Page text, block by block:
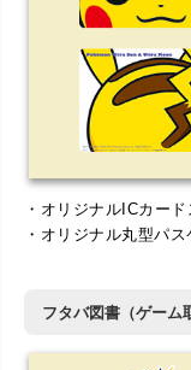
・オリジナルICカー
・オリジナル丸型パ
フタバ図書（ゲーム